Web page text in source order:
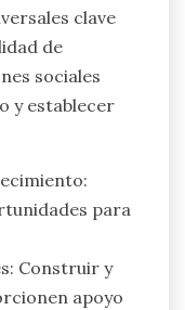
clave
de
sociales
y establecer
para
Construir y
apoyo